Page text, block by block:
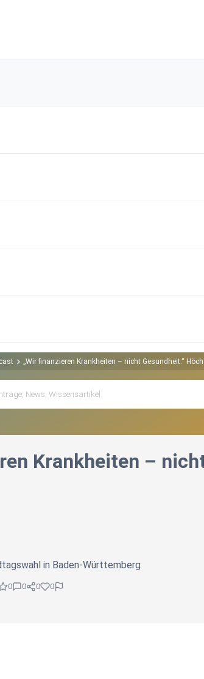
„Wir finanzieren Krankheiten – nicht Gesundheit.“
Krankheiten –
in Baden-Württemberg
0 0 0 0